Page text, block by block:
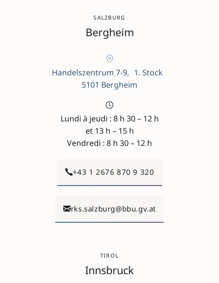
SALZBURG
Bergheim
Handelszentrum 7-9, 1. Stock
5101 Bergheim
Lundi à jeudi : 8 h 30 – 12 h
et 13 h – 15 h
Vendredi : 8 h 30 – 12 h
+43 1 2676 870 9 320
rks.salzburg@bbu.gv.at
TIROL
Innsbruck